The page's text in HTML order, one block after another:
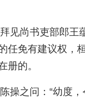
见尚书吏部郎王
任免有建议权，
册的。
之问：“幼度，